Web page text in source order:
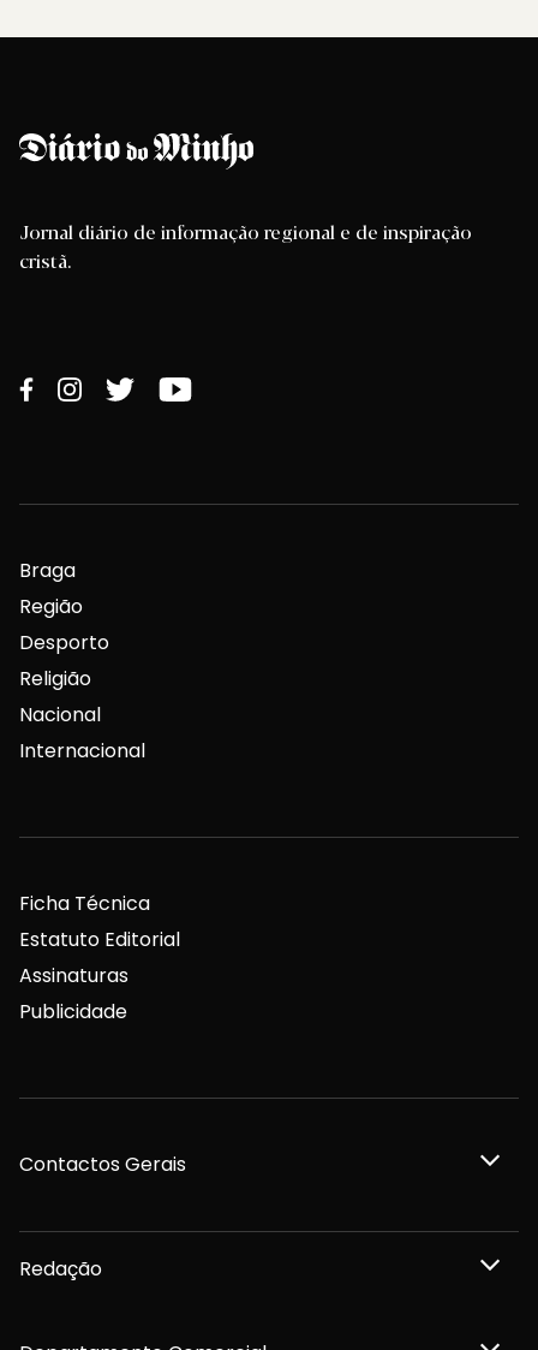
Jornal diário de informação regional e de inspiração
cristã.
Braga
Região
Desporto
Religião
Nacional
Internacional
Ficha Técnica
Estatuto Editorial
Assinaturas
Publicidade
Contactos Gerais
Redação